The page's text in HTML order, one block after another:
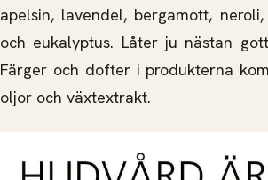
apelsin, lavendel, bergamott,
och eukalyptus. Låter ju nästan
Färger och dofter i produkterna
oljor och växtextrakt.